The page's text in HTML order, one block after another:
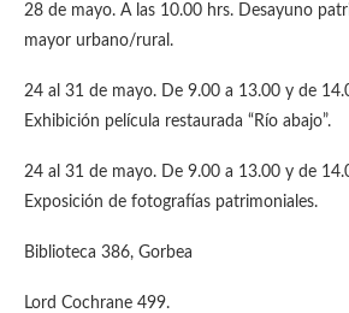
28 de mayo. A las 10.00 hrs. Desayuno
mayor urbano/rural.
24 al 31 de mayo. De 9.00 a 13.00 y de
Exhibición película restaurada “Río abajo”.
24 al 31 de mayo. De 9.00 a 13.00 y de
Exposición de fotografías patrimoniales.
Biblioteca 386, Gorbea
Lord Cochrane 499.